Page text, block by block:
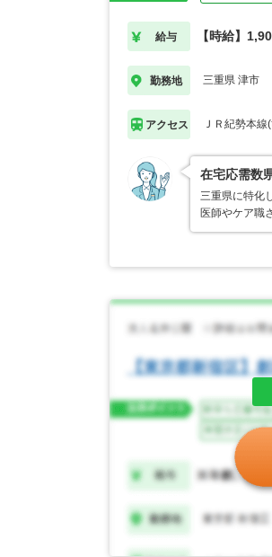
給与 【時給】
勤務地 三重県 津市
アクセス ＪＲ紀勢本
在宅応需数
三重県に特化
医師やケア職